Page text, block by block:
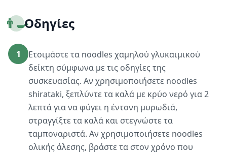
👨‍🍳Οδηγίες
1
Ετοιμάστε τα noodles χαμηλού γλυκαιμικού
δείκτη σύμφωνα με τις οδηγίες της
συσκευασίας. Αν χρησιμοποιήσετε noodles
shirataki, ξεπλύντε τα καλά με κρύο νερό για 2
λεπτά για να φύγει η έντονη μυρωδιά,
στραγγίξτε τα καλά και στεγνώστε τα
ταμποναριστά. Αν χρησιμοποιήσετε noodles
ολικής άλεσης, βράστε τα στον χρόνο που